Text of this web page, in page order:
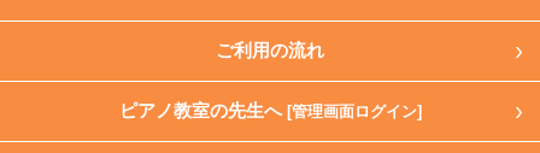
ご利用の流れ
ピアノ教室の先生へ [管理画面ログイン]